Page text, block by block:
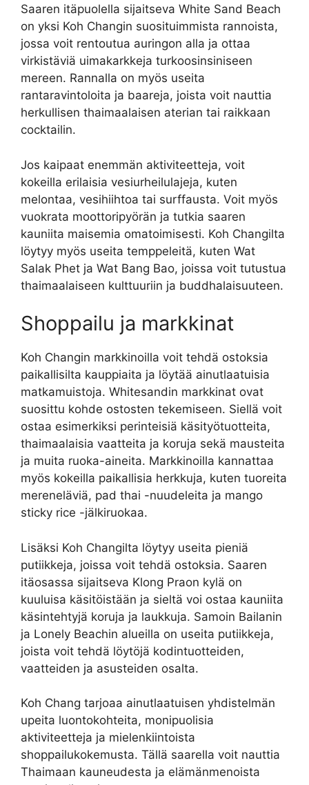
Saaren itäpuolella sijaitseva White Sand Beach
on yksi Koh Changin suosituimmista rannoista,
jossa voit rentoutua auringon alla ja ottaa
virkistäviä uimakarkkeja turkoosinsiniseen
mereen. Rannalla on myös useita
rantaravintoloita ja baareja, joista voit nauttia
herkullisen thaimaalaisen aterian tai raikkaan
cocktailin.
Jos kaipaat enemmän aktiviteetteja, voit
kokeilla erilaisia vesiurheilulajeja, kuten
melontaa, vesihiihtoa tai surffausta. Voit myös
vuokrata moottoripyörän ja tutkia saaren
kauniita maisemia omatoimisesti. Koh Changilta
löytyy myös useita temppeleitä, kuten Wat
Salak Phet ja Wat Bang Bao, joissa voit tutustua
thaimaalaiseen kulttuuriin ja buddhalaisuuteen.
Shoppailu ja markkinat
Koh Changin markkinoilla voit tehdä ostoksia
paikallisilta kauppiaita ja löytää ainutlaatuisia
matkamuistoja. Whitesandin markkinat ovat
suosittu kohde ostosten tekemiseen. Siellä voit
ostaa esimerkiksi perinteisiä käsityötuotteita,
thaimaalaisia vaatteita ja koruja sekä mausteita
ja muita ruoka-aineita. Markkinoilla kannattaa
myös kokeilla paikallisia herkkuja, kuten tuoreita
mereneläviä, pad thai -nuudeleita ja mango
sticky rice -jälkiruokaa.
Lisäksi Koh Changilta löytyy useita pieniä
putiikkeja, joissa voit tehdä ostoksia. Saaren
itäosassa sijaitseva Klong Praon kylä on
kuuluisa käsitöistään ja sieltä voi ostaa kauniita
käsintehtyjä koruja ja laukkuja. Samoin Bailanin
ja Lonely Beachin alueilla on useita putiikkeja,
joista voit tehdä löytöjä kodintuotteiden,
vaatteiden ja asusteiden osalta.
Koh Chang tarjoaa ainutlaatuisen yhdistelmän
upeita luontokohteita, monipuolisia
aktiviteetteja ja mielenkiintoista
shoppailukokemusta. Tällä saarella voit nauttia
Thaimaan kauneudesta ja elämänmenoista